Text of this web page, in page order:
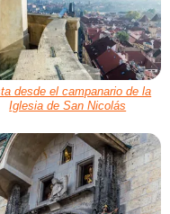
desde el campanario de la
Iglesia de San Nicolás